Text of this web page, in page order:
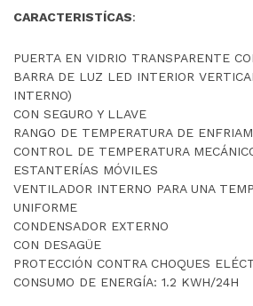
CARACTERISTÍCAS:
PUERTA EN VIDRIO TRANSPARENTE
BARRA DE LUZ LED INTERIOR
INTERNO)
CON SEGURO Y LLAVE
RANGO DE TEMPERATURA DE
CONTROL DE TEMPERATURA
ESTANTERÍAS MÓVILES
VENTILADOR INTERNO PARA UNA
UNIFORME
CONDENSADOR EXTERNO
CON DESAGÜE
PROTECCIÓN CONTRA CHOQUES
CONSUMO DE ENERGÍA: 1.2 KWH/24H